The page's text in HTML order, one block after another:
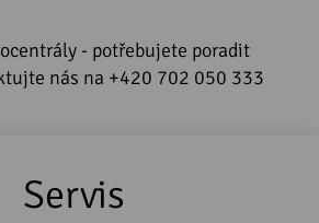
- potřebujete poradit
nás na +420 702 050 333
Servis